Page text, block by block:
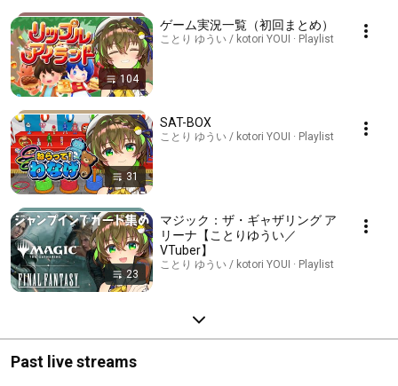
104
ゲーム実況一覧（初回まとめ）
ことり ゆうい / kotori YOUI · Playlist
31
SAT-BOX
ことり ゆうい / kotori YOUI · Playlist
23
マジック：ザ・ギャザリング ア
リーナ【ことりゆうい／
VTuber】
ことり ゆうい / kotori YOUI · Playlist
Past live streams